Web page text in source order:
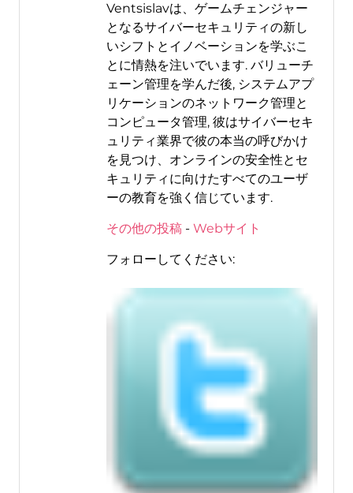
Ventsislavは、ゲームチェンジャー
となるサイバーセキュリティの新し
いシフトとイノベーションを学ぶこ
とに情熱を注いでいます. バリューチ
ェーン管理を学んだ後, システムアプ
リケーションのネットワーク管理と
コンピュータ管理, 彼はサイバーセキ
ュリティ業界で彼の本当の呼びかけ
を見つけ、オンラインの安全性とセ
キュリティに向けたすべてのユーザ
ーの教育を強く信じています.
その他の投稿- Webサイト
フォローしてください: